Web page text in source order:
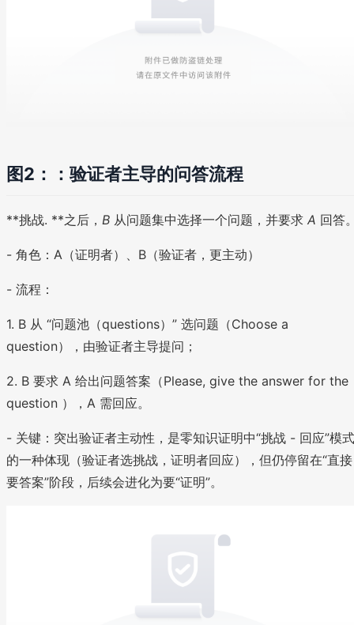
图2：：验证者主导的问答流程
**挑战. **之后， B 从问题集中选择一个问题，并要求 A 回答
- 角色：A（证明者）、B（验证者，更主动）
- 流程：
1. B 从 “问题池（questions）” 选问题（Choose a
question），由验证者主导提问；
2. B 要求 A 给出问题答案（Please, give the answer for the
question ），A 需回应。
- 关键：突出验证者主动性，是零知识证明中“挑战 - 回应”模式
的一种体现（验证者选挑战，证明者回应），但仍停留在“直接
要答案”阶段，后续会进化为要“证明”。